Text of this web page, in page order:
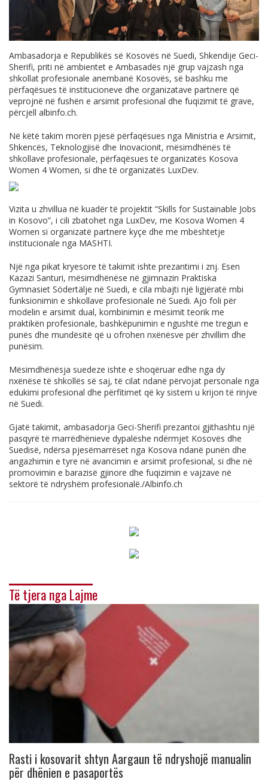
Ambasadorja e Republikës së Kosovës në Suedi, Shkendije Geci-
Sherifi, priti në ambientet e Ambasadës një grup vajzash nga
shkollat profesionale anembanë Kosovës, së bashku me
përfaqësues të institucioneve dhe organizatave partnere që
veprojnë në fushën e arsimit profesional dhe fuqizimit të grave,
përcjell albinfo.ch.
Në këtë takim morën pjesë përfaqësues nga Ministria e Arsimit,
Shkencës, Teknologjisë dhe Inovacionit, mësimdhënës të
shkollave profesionale, përfaqësues të organizatës Kosova
Women 4 Women, si dhe të organizatës LuxDev.
Vizita u zhvillua në kuadër të projektit “Skills for Sustainable Jobs
in Kosovo”, i cili zbatohet nga LuxDev, me Kosova Women 4
Women si organizatë partnere kyçe dhe me mbështetje
institucionale nga MASHTI.
Një nga pikat kryesore të takimit ishte prezantimi i znj. Esen
Kazazi Santuri, mësimdhënëse në gjimnazin Praktiska
Gymnasiet Södertälje në Suedi, e cila mbajti një ligjëratë mbi
funksionimin e shkollave profesionale në Suedi. Ajo foli për
modelin e arsimit dual, kombinimin e mësimit teorik me
praktikën profesionale, bashkëpunimin e ngushtë me tregun e
punës dhe mundësitë që u ofrohen nxënësve për zhvillim dhe
punësim.
Mësimdhënësja suedeze ishte e shoqëruar edhe nga dy
nxënëse të shkollës së saj, të cilat ndanë përvojat personale nga
edukimi profesional dhe përfitimet që ky sistem u krijon të rinjve
në Suedi.
Gjatë takimit, ambasadorja Geci-Sherifi prezantoi gjithashtu një
pasqyrë të marrëdhënieve dypalëshe ndërmjet Kosovës dhe
Suedisë, ndërsa pjesëmarrëset nga Kosova ndanë punën dhe
angazhimin e tyre në avancimin e arsimit profesional, si dhe në
promovimin e barazisë gjinore dhe fuqizimin e vajzave në
sektorë të ndryshëm profesionalë./Albinfo.ch
Të tjera nga Lajme
Rasti i kosovarit shtyn Aargaun të ndryshojë manualin
për dhënien e pasaportës